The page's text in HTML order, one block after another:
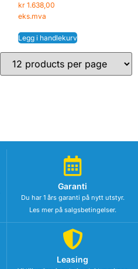
kr1.638,00
eks.mva
Legg i handlekurv
Garanti
Du har 1 års garanti på nytt utstyr.
Les mer på salgsbetingelser.
Leasing